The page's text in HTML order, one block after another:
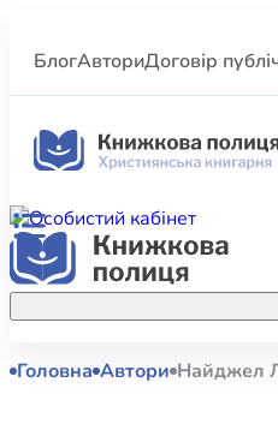
БлогАвториДоговір
Акційні
Головна Автори Найджел